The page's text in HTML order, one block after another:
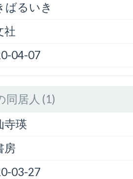
ばるいき
社
04-07
同居人 (1)
寺瑛
房
03-27